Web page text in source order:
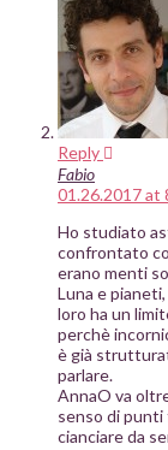
Reply
Fabio
01.26.2017 at
Ho studiato
confrontato
erano menti
Luna e
loro ha un
perchè
è già
parlare.
AnnaO va
senso di punti
cianciare da